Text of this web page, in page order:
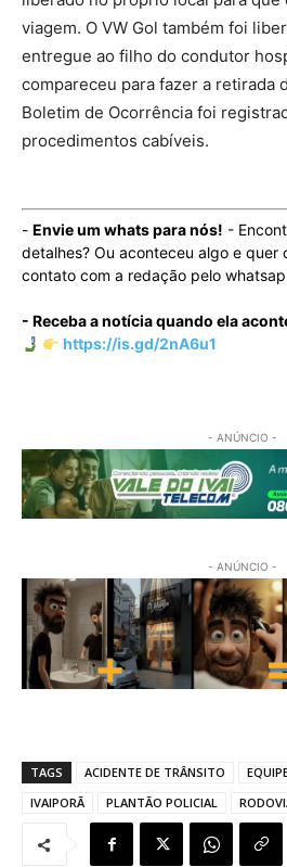
viagem. O VW Gol também foi
entregue ao filho do condutor
compareceu para fazer a retirada
Boletim de Ocorrência foi
procedimentos cabíveis.
- Envie um whats para nós! -
detalhes? Ou aconteceu algo e quer
contato com a redação pelo
- Receba a notícia quando ela
https://is.gd/2nA6u1
- ANÚNCIO -
- ANÚNCIO -
TAGS ACIDENTE DE TRÂNSITO
IVAIPORÃ
PLANTÃO POLICIAL